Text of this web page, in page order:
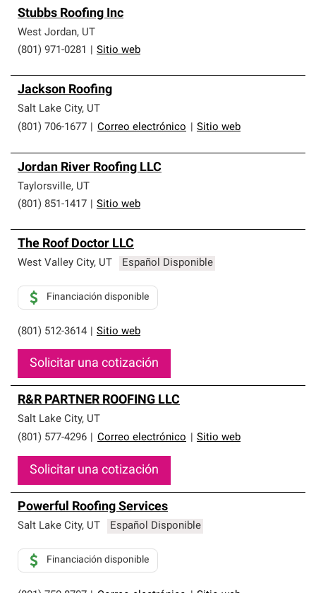
Stubbs Roofing Inc
West Jordan, UT
(801) 971-0281
Sitio web
Jackson Roofing
Salt Lake City, UT
(801) 706-1677
Correo electrónico Sitio web
Jordan River Roofing LLC
Taylorsville, UT
(801) 851-1417
Sitio web
The Roof Doctor LLC
West Valley City, UT Español Disponible
(801) 512-3614 Sitio web
Financiación disponible
Solicitar una cotización
R&R PARTNER ROOFING LLC
Salt Lake City, UT
(801) 577-4296
Correo electrónico Sitio web
Solicitar una cotización
Powerful Roofing Services
Salt Lake City, UT Español Disponible
Financiación disponible